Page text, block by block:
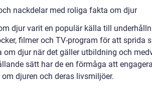
nackdelar med roliga fakta om djur
djur varit en populär källa till
filmer och TV-program för att sprida
djur när det gäller utbildning och
sätt har de en förmåga att
djuren och deras livsmiljöer.